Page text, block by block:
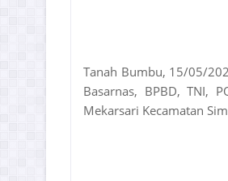
Tanah Bumbu, 15/05/
Basarnas, BPBD, TNI,
Mekarsari Kecamatan